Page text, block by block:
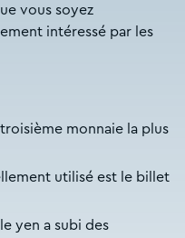
vous soyez
intéressé par les
troisième monnaie la plus
utilisé est le billet
yen a subi des